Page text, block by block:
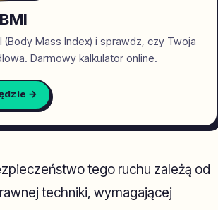
(Body Mass Index) i sprawdz, czy Twoja
Darmowy kalkulator online.
→
tego ruchu zależą od
techniki, wymagającej